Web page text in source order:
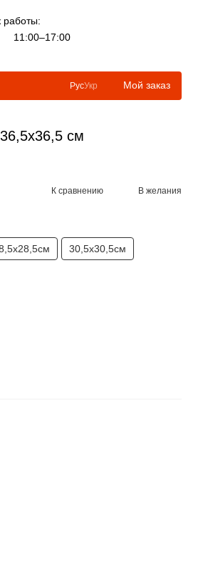
работы:
11:00–17:00
РусУкр Мой заказ
см
К сравнению В желания
30,5х30,5см